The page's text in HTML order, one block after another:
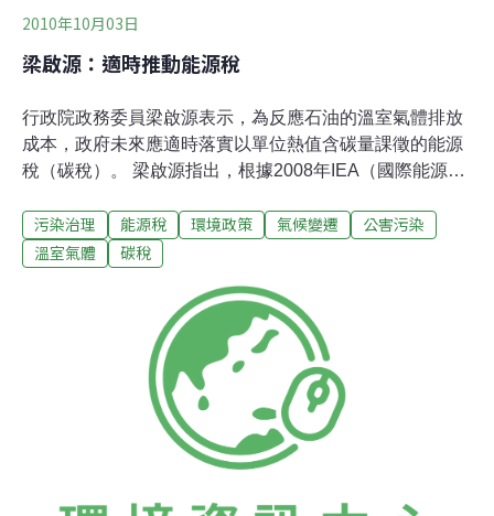
2010年10月03日
梁啟源：適時推動能源稅
行政院政務委員梁啟源表示，為反應石油的溫室氣體排放
成本，政府未來應適時落實以單位熱值含碳量課徵的能源
稅（碳稅）。 梁啟源指出，根據2008年IEA（國際能源總
33.42%，台灣則成長137.38%，主因是台灣出口占GDP比
重近70%，許多二氧化碳排放與供應外國消費者有關。第
率偏高。他也指出，台灣1999到2006年平均經濟成長不到
4%，但二氧化碳排放年平均成長率是4.25%，高於經濟成
長且居高不下，如果往後經濟成長重新加速，則二氧化碳
排放成長率會更高，將會是很大的問題。不過，他說，在
政府重視節能減碳下，2008年二氧化碳排放降4%，2009
年續降5%，這兩年的二氧化碳降幅均高於經濟成長率的降
幅。梁啟源建議，應落實合理的能源價格政策，朝野各黨
污染治理 能源稅 環境政策 氣候變遷
公害污染
溫室氣體
碳稅